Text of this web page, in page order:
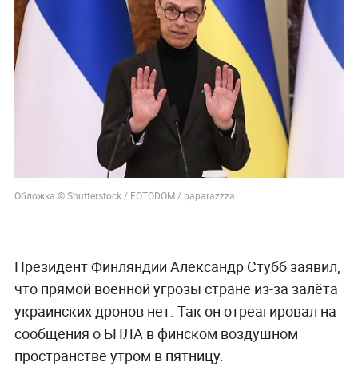
Обложка © Shutterstock / FOTODOM / paparazzza
Президент Финляндии Александр Стубб заявил,
что прямой военной угрозы стране из-за залёта
украинских дронов нет. Так он отреагировал на
сообщения о БПЛА в финском воздушном
пространстве утром в пятницу.